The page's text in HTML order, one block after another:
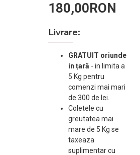
180,00RON
Livrare:
GRATUIT oriunde
in țară - in limita a
5 Kg pentru
comenzi mai mari
de 300 de lei.
Coletele cu
greutatea mai
mare de 5 Kg se
taxeaza
suplimentar cu